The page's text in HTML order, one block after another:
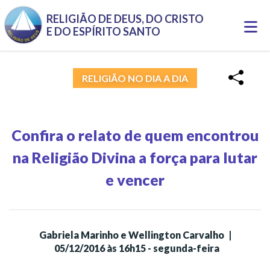
Pular para o conteúdo principal
RELIGIÃO DE DEUS, DO CRISTO
E DO ESPÍRITO SANTO
RELIGIÃO NO DIA A DIA
Confira o relato de quem encontrou
na Religião Divina a força para lutar
e vencer
Gabriela Marinho e Wellington Carvalho |
05/12/2016 às 16h15 - segunda-feira